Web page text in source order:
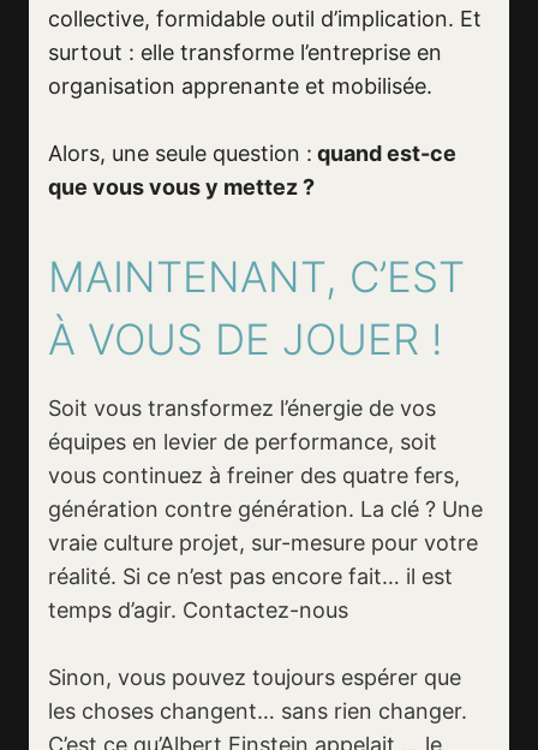
collective, formidable outil d’implication. Et
surtout : elle transforme l’entreprise en
organisation apprenante et mobilisée.
Alors, une seule question : quand est-ce
que vous vous y mettez ?
MAINTENANT, C’EST
À VOUS DE JOUER !
Soit vous transformez l’énergie de vos
équipes en levier de performance, soit
vous continuez à freiner des quatre fers,
génération contre génération. La clé ? Une
vraie culture projet, sur-mesure pour votre
réalité. Si ce n’est pas encore fait… il est
temps d’agir. Contactez-nous
Sinon, vous pouvez toujours espérer que
les choses changent… sans rien changer.
C’est ce qu’Albert Einstein appelait … le